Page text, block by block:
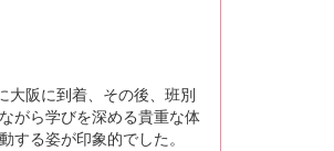
大阪に到着、その後、班別
がら学びを深める貴重な体
る姿が印象的でした。